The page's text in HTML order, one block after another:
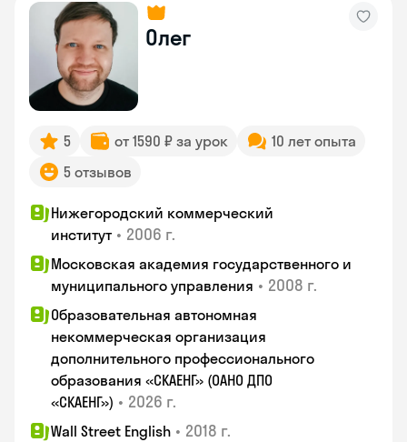
Олег
5 от 1590 ₽ за урок
10 лет опыта
5 отзывов
Нижегородский коммерческий
институт • 2006 г.
Московская академия государственного и
муниципального управления • 2008 г.
Образовательная автономная
некоммерческая организация
дополнительного профессионального
образования «СКАЕНГ» (ОАНО ДПО
«СКАЕНГ») • 2026 г.
Wall Street English • 2018 г.